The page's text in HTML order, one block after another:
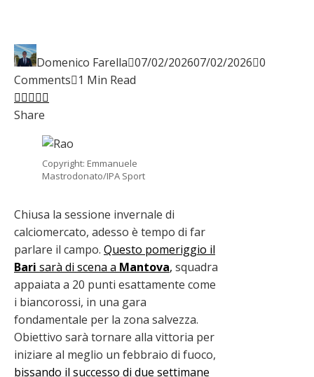
Domenico Farella 07/02/202607/02/2026 0
Comments 1 Min Read
Facebook
Twitter
LinkedIn
Pinterest
Stumbleupon
Share
Copyright: Emmanuele
Mastrodonato/IPA Sport
Chiusa la sessione invernale di
calciomercato, adesso è tempo di far
parlare il campo. Questo pomeriggio il
Bari sarà di scena a Mantova, squadra
appaiata a 20 punti esattamente come
i biancorossi, in una gara
fondamentale per la zona salvezza.
Obiettivo sarà tornare alla vittoria per
iniziare al meglio un febbraio di fuoco,
bissando il successo di due settimane